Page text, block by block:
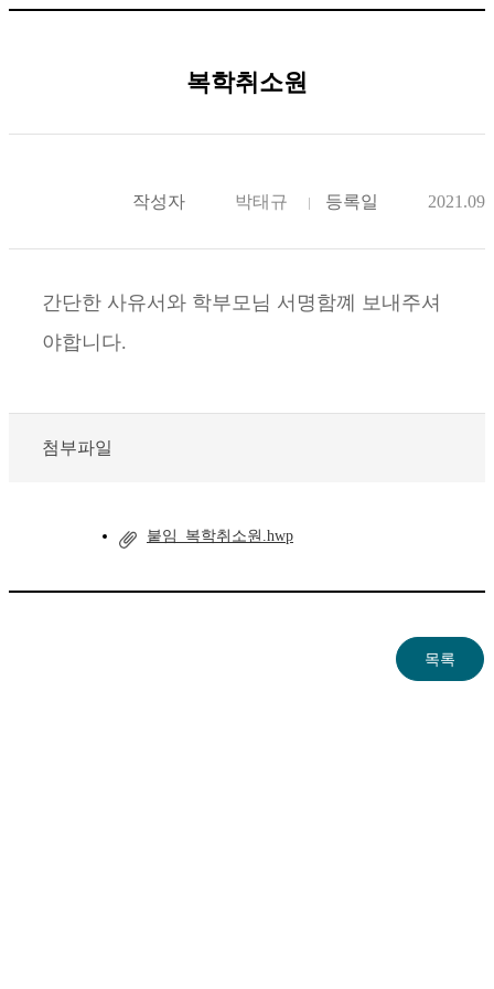
복학취소원
작성자 박태규 등록일
간단한 사유서와 학부모님 서명함꼐 보내주셔
야합니다.
첨부파일
붙임_복학취소원.hwp